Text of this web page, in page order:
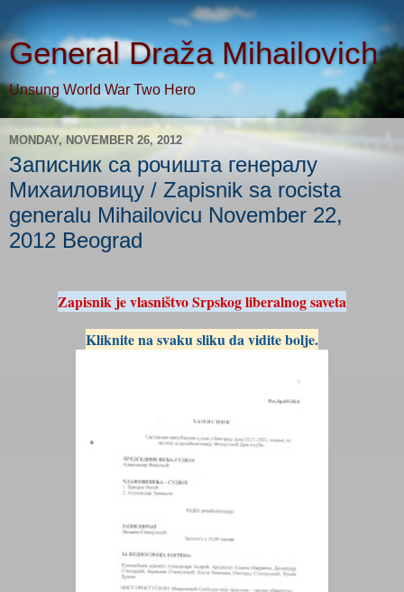
General Draža Mihailovich
Unsung World War Two Hero
MONDAY, NOVEMBER 26, 2012
Записник са рочишта генералу
Михаиловицу / Zapisnik sa rocista
generalu Mihailovicu November 22,
2012 Beograd
Zapisnik je vlasništvo Srpskog liberalnog saveta
Kliknite na svaku sliku da vidite bolje.